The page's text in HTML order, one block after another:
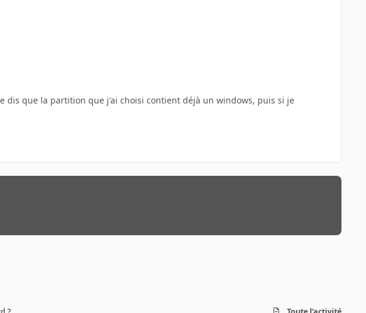
que la partition que j'ai choisi contient déjà un windows, puis si je